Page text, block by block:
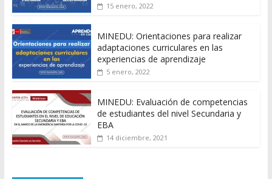
15 enero, 2022
MINEDU: Orientaciones para realizar
adaptaciones curriculares en las
experiencias de aprendizaje
5 enero, 2022
MINEDU: Evaluación de competencias
de estudiantes del nivel Secundaria y
EBA
14 diciembre, 2021